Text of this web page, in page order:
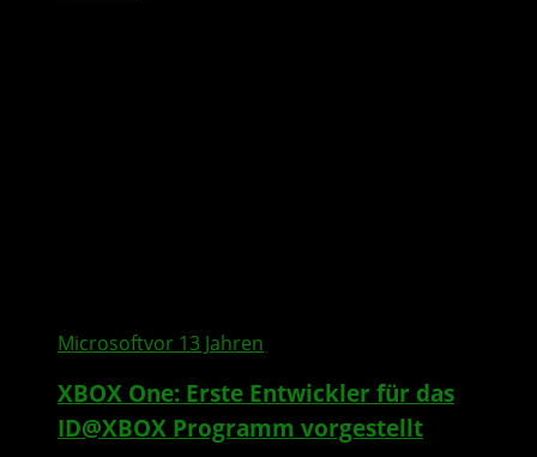
Microsoftvor 13 Jahren
XBOX One: Erste Entwickler für das
ID@XBOX Programm vorgestellt